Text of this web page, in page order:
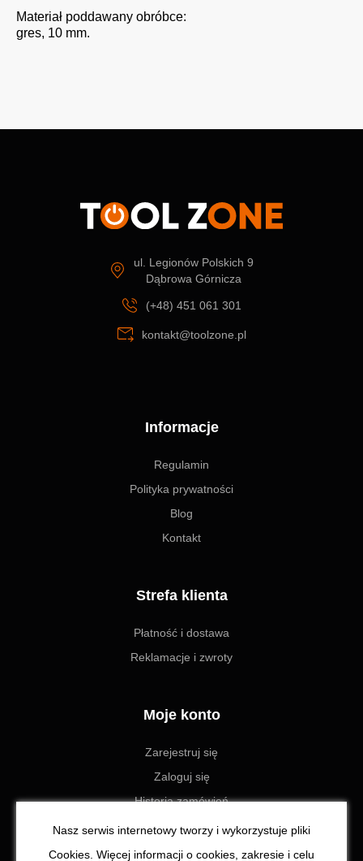
Nasz serwis internetowy tworzy i wykorzystuje pliki
Cookies. Więcej informacji o cookies, zakresie i celu
Materiał poddawany obróbce:
gres, 10 mm.
ul. Legionów Polskich 9
Dąbrowa Górnicza
(+48) 451 061 301
kontakt@toolzone.pl
Informacje
Regulamin
Polityka prywatności
Blog
Kontakt
Strefa klienta
Płatność i dostawa
Reklamacje i zwroty
Moje konto
Zarejestruj się
Zaloguj się
Historia zamówień
Ustawienia